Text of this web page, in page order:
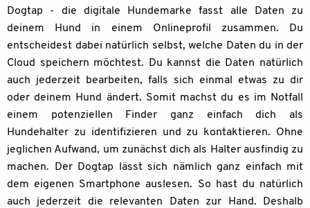
Dogtap - die digitale Hundemarke fasst alle Daten zu
deinem Hund in einem Onlineprofil zusammen. Du
entscheidest dabei natürlich selbst, welche Daten du in der
Cloud speichern möchtest. Du kannst die Daten natürlich
auch jederzeit bearbeiten, falls sich einmal etwas zu dir
oder deinem Hund ändert. Somit machst du es im Notfall
einem potenziellen Finder ganz einfach dich als
Hundehalter zu identifizieren und zu kontaktieren. Ohne
jeglichen Aufwand, um zunächst dich als Halter ausfindig zu
machen. Der Dogtap lässt sich nämlich ganz einfach mit
dem eigenen Smartphone auslesen. So hast du natürlich
auch jederzeit die relevanten Daten zur Hand. Deshalb